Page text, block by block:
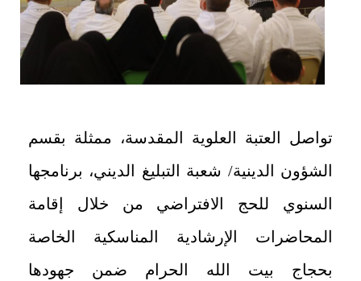
تواصل العتبة العلوية المقدسة، ممثلة بقسم
الشؤون الدينية/ شعبة التبليغ الديني، برنامجها
السنوي للحج الافتراضي من خلال إقامة
المحاضرات الإرشادية المناسكية الخاصة
بحجاج بيت الله الحرام ضمن جهودها